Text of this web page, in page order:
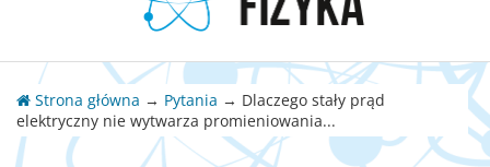
Strona główna → Pytania → Dlaczego stały prąd
elektryczny nie wytwarza promieniowania...